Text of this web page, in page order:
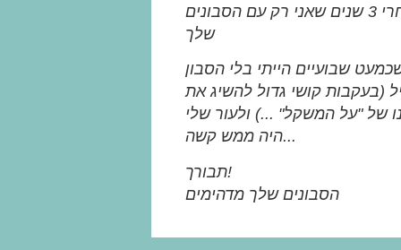
חייבת לומר לך שאחרי 3 שנים שאני רק עם הסבונים
שלך
שבועיים הייתי בלי הסבון
(בעקבות קושי גדול להשיג את
של "על המשקל" ...) ולעור שלי
היה ממש קשה...
תבורך!
הסבונים שלך מדהימים